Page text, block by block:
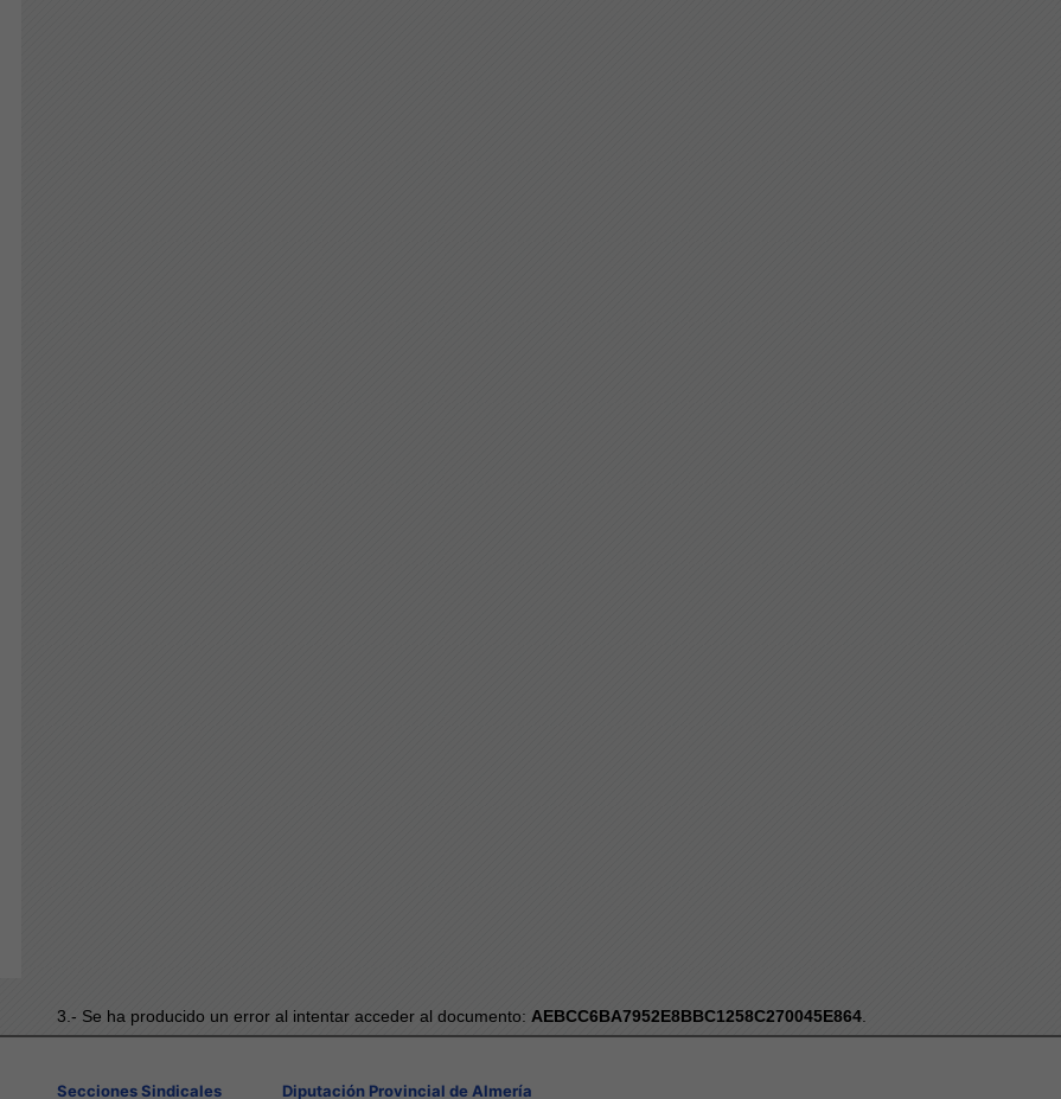
3.- Se ha producido un error al intentar acceder al documento: AEBCC6BA7952E8BBC1258C270045E864
Secciones Sindicales Diputación Provincial de Almería